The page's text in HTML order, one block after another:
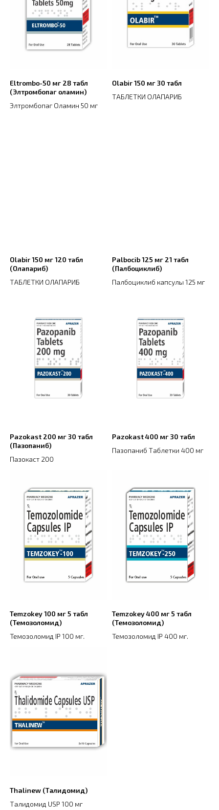
Eltrombo-50 мг 28 табл
(Элтромбопаг оламин)
Элтромбопаг Оламин 50 мг
Olabir 150 мг 30 табл
ТАБЛЕТКИ ОЛАПАРИБ
Olabir 150 мг 120 табл
(Олапариб)
ТАБЛЕТКИ ОЛАПАРИБ
Palbocib 125 мг 21 табл
(Палбоциклиб)
Палбоциклиб капсулы 125 мг
Pazokast 200 мг 30 табл
(Пазопаниб)
Пазокаст 200
Pazokast 400 мг 30 табл
Пазопаниб Таблетки 400 мг
Temzokey 100 мг 5 табл
(Темозоломид)
Темозоломид IP 100 мг.
Temzokey 400 мг 5 табл
(Темозоломид)
Темозоломид IP 400 мг.
Thalinew (Талидомид)
Талидомид USP 100 мг